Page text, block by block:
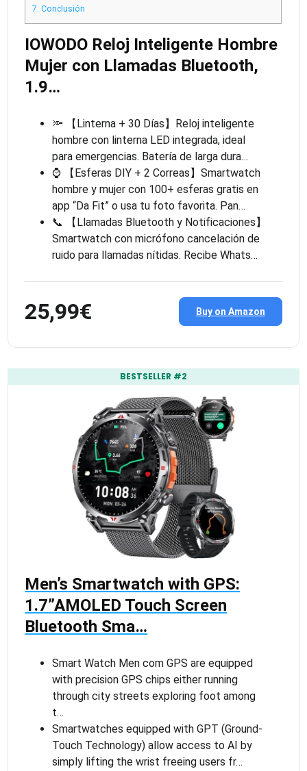
7. Conclusión
IOWODO Reloj Inteligente Hombre
Mujer con Llamadas Bluetooth,
1.9…
🔦 【Linterna + 30 Días】Reloj inteligente
hombre con linterna LED integrada, ideal
para emergencias. Batería de larga dura…
⌚ 【Esferas DIY + 2 Correas】Smartwatch
hombre y mujer con 100+ esferas gratis en
app “Da Fit” o usa tu foto favorita. Pan…
📞 【Llamadas Bluetooth y Notificaciones】
Smartwatch con micrófono cancelación de
ruido para llamadas nítidas. Recibe Whats…
25,99€ Buy on Amazon
BESTSELLER #2
Men’s Smartwatch with GPS:
1.7”AMOLED Touch Screen
Bluetooth Sma…
Smart Watch Men com GPS are equipped
with precision GPS chips either running
through city streets exploring foot among
t…
Smartwatches equipped with GPT (Ground-
Touch Technology) allow access to AI by
simply lifting the wrist freeing users fr…